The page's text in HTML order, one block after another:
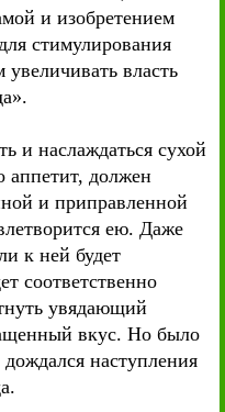
и изобретением
стимулирования
власть
и наслаждаться сухой
аппетит, должен
и приправленной
ею. Даже
к ней будет
соответственно
увядающий
вкус. Но было
наступления